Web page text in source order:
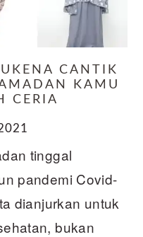
CANTIK
KAMU
CERIA
tinggal
pandemi Covid-
dianjurkan untuk
bukan